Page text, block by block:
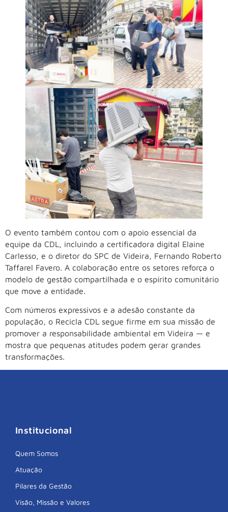
O evento também contou com o apoio essencial da
equipe da CDL, incluindo a certificadora digital Elaine
Carlesso, e o diretor do SPC de Videira, Fernando Roberto
Taffarel Favero. A colaboração entre os setores reforça o
modelo de gestão compartilhada e o espírito comunitário
que move a entidade.
Com números expressivos e a adesão constante da
população, o Recicla CDL segue firme em sua missão de
promover a responsabilidade ambiental em Videira — e
mostra que pequenas atitudes podem gerar grandes
transformações.
Institucional
Quem Somos
Atuação
Pilares da Gestão
Visão, Missão e Valores